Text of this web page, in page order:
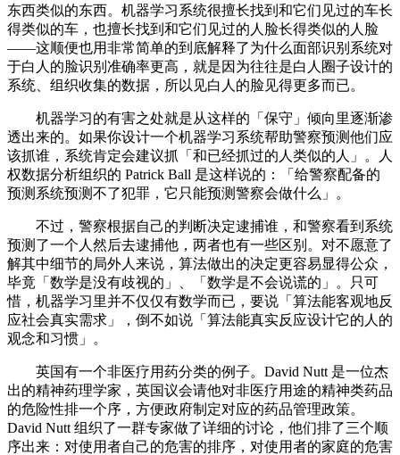
东西类似的东西。机器学习系统很擅长找到和它们见过的车长
得类似的车，也擅长找到和它们见过的人脸长得类似的人脸
——这顺便也用非常简单的到底解释了为什么面部识别系统对
于白人的脸识别准确率更高，就是因为往往是白人圈子设计的
系统、组织收集的数据，所以见白人的脸见得更多而已。
机器学习的有害之处就是从这样的「保守」倾向里逐渐渗
透出来的。如果你设计一个机器学习系统帮助警察预测他们应
该抓谁，系统肯定会建议抓「和已经抓过的人类似的人」。人
权数据分析组织的 Patrick Ball 是这样说的：「给警察配备的
预测系统预测不了犯罪，它只能预测警察会做什么」。
不过，警察根据自己的判断决定逮捕谁，和警察看到系统
预测了一个人然后去逮捕他，两者也有一些区别。对不愿意了
解其中细节的局外人来说，算法做出的决定更容易显得公众，
毕竟「数学是没有歧视的」、「数学是不会说谎的」。只可
惜，机器学习里并不仅仅有数学而已，要说「算法能客观地反
应社会真实需求」，倒不如说「算法能真实反应设计它的人的
观念和习惯」。
英国有一个非医疗用药分类的例子。David Nutt 是一位杰
出的精神药理学家，英国议会请他对非医疗用途的精神类药品
的危险性排一个序，方便政府制定对应的药品管理政策。
David Nutt 组织了一群专家做了详细的讨论，他们排了三个顺
序出来：对使用者自己的危害的排序，对使用者的家庭的危害